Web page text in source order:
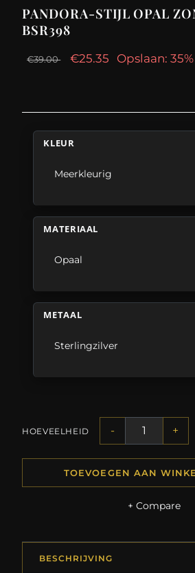
PANDORA-STIJL OPAL
BSR398
€39.00 €25.35 Opslaan:
KLEUR
Meerkleurig
MATERIAAL
Opaal
METAAL
Sterlingzilver
HOEVEELHEID - +
TOEVOEGEN AAN
+ Compare
BESCHRIJVING